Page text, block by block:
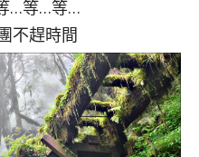
…等…等…
不趕時間